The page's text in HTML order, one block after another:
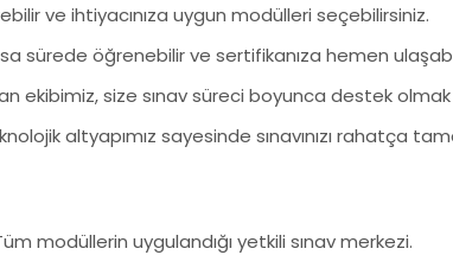
ve ihtiyacınıza uygun modülleri seçebilirsiniz.
kısa sürede öğrenebilir ve sertifikanıza hemen
ekibimiz, size sınav süreci boyunca destek olmak
altyapımız sayesinde sınavınızı rahatça
modüllerin uygulandığı yetkili sınav merkezi.